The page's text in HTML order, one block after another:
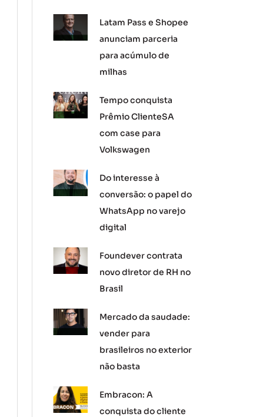
Latam Pass e Shopee
anunciam parceria
para acúmulo de
milhas
Tempo conquista
Prêmio ClienteSA
com case para
Volkswagen
Do interesse à
conversão: o papel do
WhatsApp no varejo
digital
Foundever contrata
novo diretor de RH no
Brasil
Mercado da saudade:
vender para
brasileiros no exterior
não basta
Embracon: A
conquista do cliente